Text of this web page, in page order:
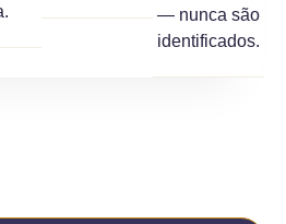
— nunca são
identificados.